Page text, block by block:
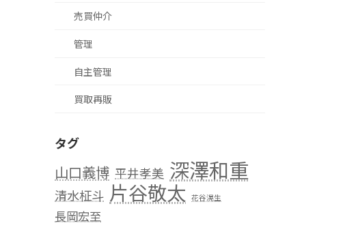
売買仲介
管理
自主管理
買取再販
タグ
山口義博 平井孝美 深澤和重
清水柾斗 片谷敬太 花谷滉生
長岡宏至